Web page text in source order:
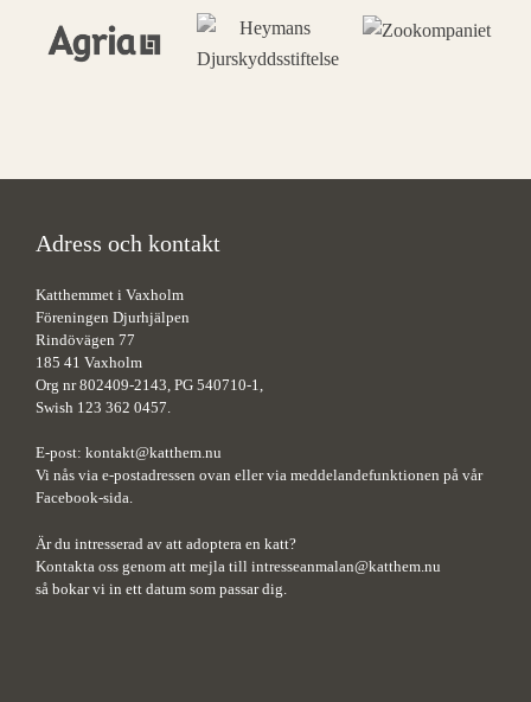
Adress och kontakt
Katthemmet i Vaxholm
Föreningen Djurhjälpen
Rindövägen 77
185 41 Vaxholm
Org nr 802409-2143, PG 540710-1,
Swish 123 362 0457.
E-post: kontakt@katthem.nu
Vi nås via e-postadressen ovan eller via meddelandefunktionen på vår
Facebook-sida.
Är du intresserad av att adoptera en katt?
Kontakta oss genom att mejla till intresseanmalan@katthem.nu
så bokar vi in ett datum som passar dig.